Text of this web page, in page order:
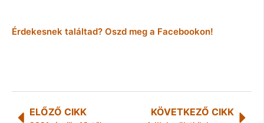
Érdekesnek találtad? Oszd meg a Facebookon!
ELŐZŐ CIKK KÖVETKEZŐ CIKK